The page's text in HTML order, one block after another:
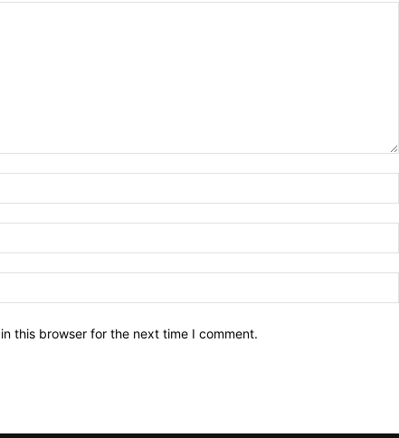
this browser for the next time I comment.